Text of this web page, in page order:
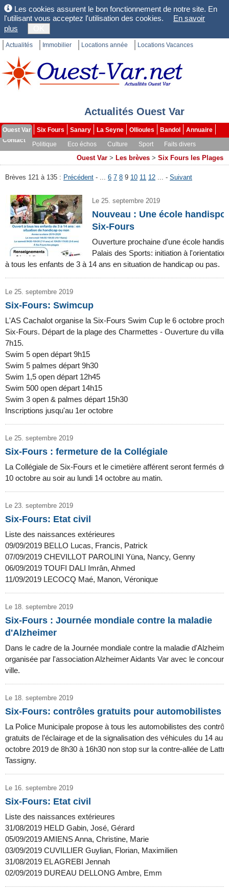
Les cookies assurent le bon fonctionnement de notre site. En
l'utilisant vous acceptez l'utilisation des cookies.
En savoir
plus
Actualités Immobilier Locations année Locations Vacances
Actualités Ouest Var
Ouest Var Six Fours Sanary La Seyne Ollioules Bandol
Annuaire
Contact
Politique Eco échos Culture Sport
Faits divers
Ouest Var > Les brèves > Six Fours les Plages
Brèves 121 à 135 : Précédent - ... 6 7 8 9 10 11 12 ... - Suivant
Le 25. septembre 2019
Nouveau : Une école
Six-Fours
Ouverture prochaine d'une école
Palais des Sports: initiation à
à tous les enfants de 3 à 14 ans en situation de handicap ou pas.
Le 25. septembre 2019
Six-Fours: Swimcup
L'AS Cachalot organise la Six-Fours Swim Cup le 6 octobre
Six-Fours. Départ de la plage des Charmettes - Ouverture du
7h15.
Swim 5 open départ 9h15
Swim 5 palmes départ 9h30
Swim 1,5 open départ 12h45
Swim 500 open départ 14h15
Swim 3 open & palmes départ 15h30
Inscriptions jusqu'au 1er octobre
Le 25. septembre 2019
Six-Fours : fermeture de la Collégiale
La Collégiale de Six-Fours et le cimetière afférent seront fermés du
10 octobre au soir au lundi 14 octobre au matin.
Le 23. septembre 2019
Six-Fours: Etat civil
Liste des naissances extérieures
09/09/2019 BELLO Lucas, Francis, Patrick
07/09/2019 CHEVILLOT PAROLINI Yüna, Nancy, Genny
06/09/2019 TOUFI DALI Imrân, Ahmed
11/09/2019 LECOCQ Maé, Manon, Véronique
Le 18. septembre 2019
Six-Fours : Journée mondiale contre la maladie
d'Alzheimer
Dans le cadre de la Journée mondiale contre la maladie
organisée par l'association Alzheimer Aidants Var avec le
ville.
Le 18. septembre 2019
Six-Fours: contrôles gratuits pour automobilistes
La Police Municipale propose à tous les automobilistes des
gratuits de l’éclairage et de la signalisation des véhicules du 14 au
octobre 2019 de 8h30 à 16h30 non stop sur la contre-allée de
Tassigny.
Le 16. septembre 2019
Six-Fours: Etat civil
Liste des naissances extérieures
31/08/2019 HELD Gabin, José, Gérard
05/09/2019 AMIENS Anna, Christine, Marie
03/09/2019 CUVILLIER Guylian, Florian, Maximilien
31/08/2019 EL AGREBI Jennah
02/09/2019 DUREAU DELLONG Ambre, Emm